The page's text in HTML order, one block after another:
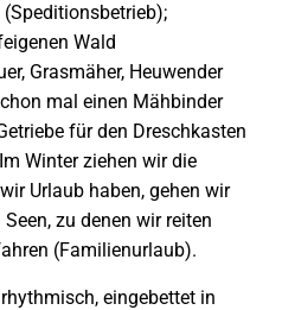
Wald
Grasmäher, Heuwender
mal einen Mähbinder
für den Dreschkasten
Winter ziehen wir die
Urlaub haben, gehen wir
zu denen wir reiten
(Familienurlaub).
eingebettet in